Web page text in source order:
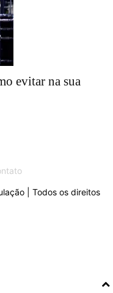
evitar na sua
| Todos os direitos